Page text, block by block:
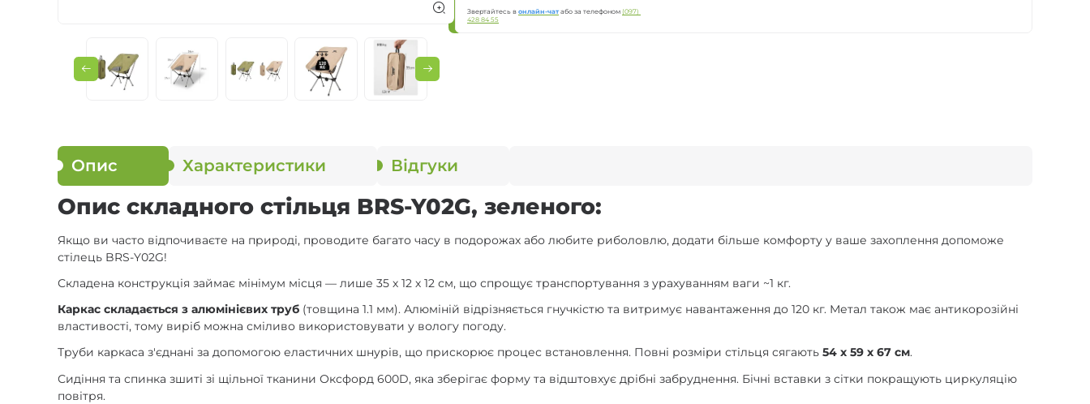
Звертайтесь вонлайн-чат або за телефоном(097)
428 84 55
Опис Характеристики Відгуки
Опис складного стільця BRS-Y02G, зеленого:
Якщо ви часто відпочиваєте на природі, проводите багато часу в подорожах або любите риболовлю, додати більше комфорту у ваше захоплення допоможе
стілець BRS-Y02G!
Складена конструкція займає мінімум місця — лише 35 х 12 х 12 см, що спрощує транспортування з урахуванням ваги ~1 кг.
Каркас складається з алюмінієвих труб (товщина 1.1 мм). Алюміній відрізняється гнучкістю та витримує навантаження до 120 кг. Метал також має антикорозійні
властивості, тому виріб можна сміливо використовувати у вологу погоду.
Труби каркаса з'єднані за допомогою еластичних шнурів, що прискорює процес встановлення. Повні розміри стільця сягають54 х 59 х 67 см.
Сидіння та спинка зшиті зі щільної тканини Оксфорд 600D, яка зберігає форму та відштовхує дрібні забруднення. Бічні вставки з сітки покращують циркуляцію
повітря.